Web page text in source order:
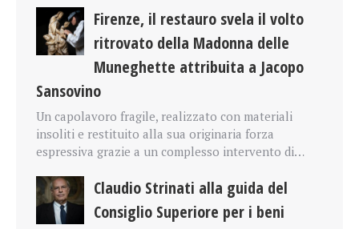
Firenze, il restauro svela il volto
ritrovato della Madonna delle
Muneghette attribuita a Jacopo
Sansovino
Un capolavoro fragile, realizzato con materiali
insoliti e restituito alla sua originaria forza
espressiva grazie a un complesso intervento di…
Claudio Strinati alla guida del
Consiglio Superiore per i beni